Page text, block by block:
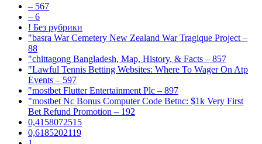
– 567
– 6
! Без рубрики
"basra War Cemetery New Zealand War Tragique Project –
88
"chittagong Bangladesh, Map, History, & Facts – 857
"Lawful Tennis Betting Websites: Where To Wager On Atp
Events – 597
"mostbet Flutter Entertainment Plc – 897
"mostbet Nc Bonus Computer Code Betnc: $1k Very First
Bet Refund Promotion – 192
0,4158072515
0,6185202119